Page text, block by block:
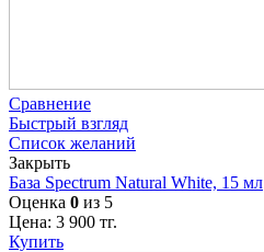
Сравнение
Быстрый взгляд
Список желаний
Закрыть
База Spectrum Natural White, 15 мл
Оценка 0 из 5
Цена: 3 900 тг.
Купить